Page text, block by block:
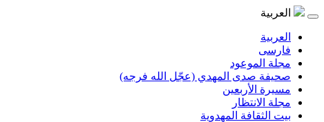
العربية
العربية
فارسی
مجلة الموعود
صحيفة صدى المهدي (عجّل الله فرجه)
مسيرة الأربعين
مجلة الانتظار
بيت الثقافة المهدوية